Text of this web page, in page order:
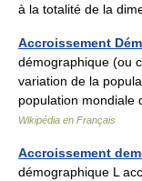
à la totalité de la
Accroissement
démographique (ou
variation de la
population
Wikipédia en Français
Accroissement
démographique L